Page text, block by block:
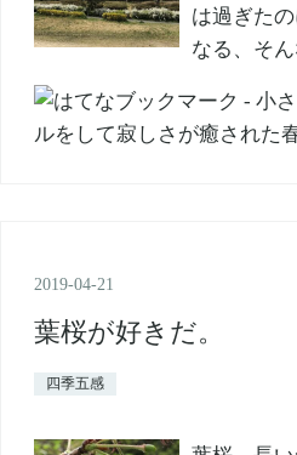
は過ぎた
なる、そん
2019-04-21
葉桜が好きだ。
四季五感